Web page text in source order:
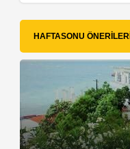
HAFTASONU ÖNERILERI